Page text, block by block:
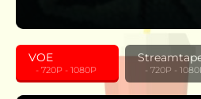
VOE
‎ ‎ ‎ - 720P - 1080P - 720P -